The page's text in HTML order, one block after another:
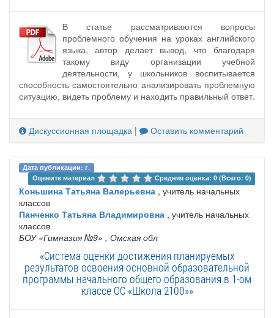
В статье рассматриваются вопросы
проблемного обучения на уроках английского
языка, автор делает вывод, что благодаря
такому виду организации учебной
деятельности, у школьников воспитывается
способность самостоятельно анализировать проблемную
ситуацию, видеть проблему и находить правильный ответ.
Дискуссионная площадка | Оставить комментарий
Дата публикации: г.
Оцените материал
Средняя оценка: 0 (Всего: 0)
Коньшина Татьяна Валерьевна , учитель начальных
классов
Панченко Татьяна Владимировна , учитель начальных
классов
БОУ «Гимназия №9» , Омская обл
«Система оценки достижения планируемых
результатов освоения основной образовательной
программы начального общего образования в 1-ом
классе ОС «Школа 2100»»